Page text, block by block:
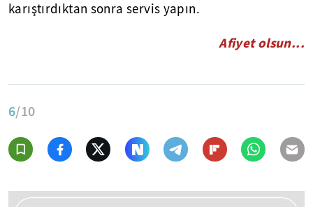
karıştırdıktan sonra servis yapın.
Afiyet olsun...
6/10